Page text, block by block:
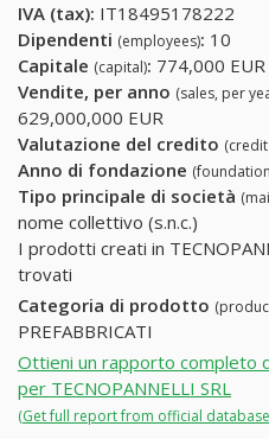
IVA (tax): IT18495178222
Dipendenti (employees): 10
Capitale (capital): 774,000 EUR
Vendite, per anno (sales, per
629,000,000 EUR
Valutazione del credito
Anno di fondazione
Tipo principale di società
nome collettivo (s.n.c.)
I prodotti creati in
trovati
Categoria di prodotto
PREFABBRICATI
Ottieni un rapporto completo
per TECNOPANNELLI SRL
(Get full report from official database